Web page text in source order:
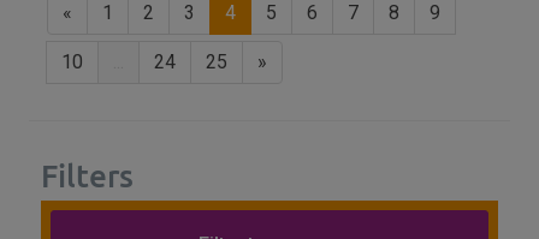
« 1 2 3 4 5 6 7 8 9
10 24 25 »
Filters